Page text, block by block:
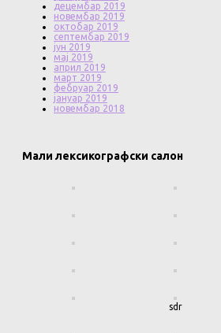
децембар 2019
новембар 2019
октобар 2019
септембар 2019
јун 2019
мај 2019
април 2019
март 2019
фебруар 2019
јануар 2019
новембар 2018
Мали лексикографски салон
sdr